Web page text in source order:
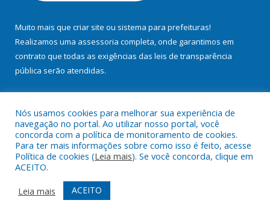
Muito mais que criar site ou sistema para prefeituras!
Realizamos uma assessoria completa, onde garantimos em
contrato que todas as exigências das leis de transparência
pública serão atendidas.
Todos os direitos reservados a Prefeitura Municipal de Bujaru.
Mapa do Site
Acessar Área Administrativa
Acessar Webmail
Nós usamos cookies para melhorar sua experiência de
navegação no portal. Ao utilizar nosso portal, você
concorda com a política de monitoramento de cookies.
Para ter mais informações sobre como isso é feito, acesse
Política de cookies (Leia mais). Se você concorda, clique em
ACEITO.
Leia mais
ACEITO